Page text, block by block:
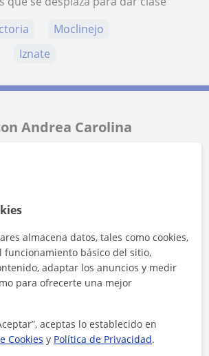
Moclinejo
Iznate
Andrea Carolina
almacena datos, tales como cookies,
funcionamiento básico del sitio,
adaptar los anuncios y medir
para ofrecerte una mejor
aceptas lo establecido en
Cookies y Política de Privacidad.